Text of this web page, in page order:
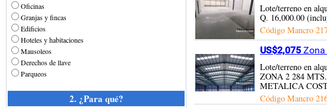
Lote/terreno en
Q. 16,000.00
Código Mancro
US$2,075Zona
Lote/terreno en
ZONA 2 284
METALICA
Código Mancro
Oficinas
Granjas y fincas
Edificios
Hoteles y habitaciones
Mausoleos
Derechos de llave
Parqueos
2. ¿Para qué?